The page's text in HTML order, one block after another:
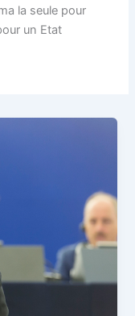
la seule pour
un Etat